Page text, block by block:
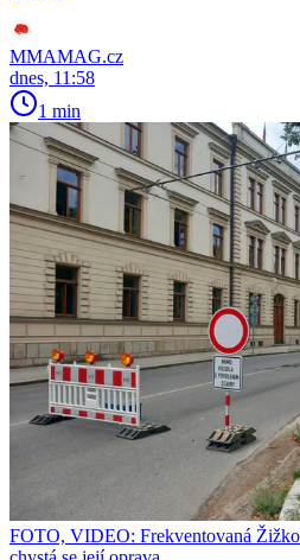
MMAMAG.cz
dnes, 11:58
1 min
FOTO, VIDEO: Frekventovaná